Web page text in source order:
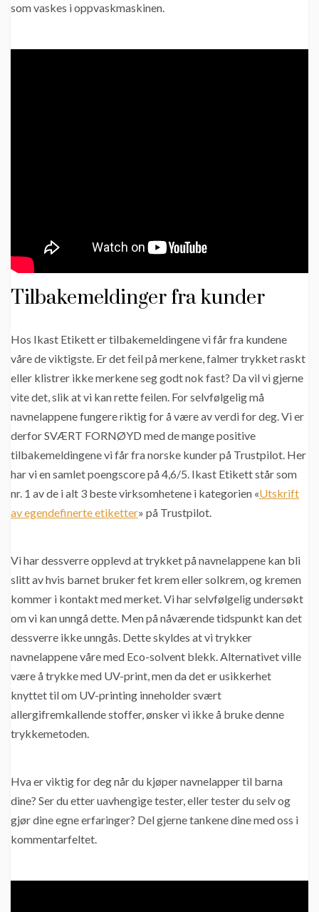
som vaskes i oppvaskmaskinen.
Tilbakemeldinger fra kunder
Hos Ikast Etikett er tilbakemeldingene vi får fra kundene
våre de viktigste. Er det feil på merkene, falmer trykket raskt
eller klistrer ikke merkene seg godt nok fast? Da vil vi gjerne
vite det, slik at vi kan rette feilen. For selvfølgelig må
navnelappene fungere riktig for å være av verdi for deg. Vi er
derfor SVÆRT FORNØYD med de mange positive
tilbakemeldingene vi får fra norske kunder på Trustpilot. Her
har vi en samlet poengscore på 4,6/5. Ikast Etikett står som
nr. 1 av de i alt 3 beste virksomhetene i kategorien «Utskrift
av egendefinerte etiketter» på Trustpilot.
Vi har dessverre opplevd at trykket på navnelappene kan bli
slitt av hvis barnet bruker fet krem eller solkrem, og kremen
kommer i kontakt med merket. Vi har selvfølgelig undersøkt
om vi kan unngå dette. Men på nåværende tidspunkt kan det
dessverre ikke unngås. Dette skyldes at vi trykker
navnelappene våre med Eco-solvent blekk. Alternativet ville
være å trykke med UV-print, men da det er usikkerhet
knyttet til om UV-printing inneholder svært
allergifremkallende stoffer, ønsker vi ikke å bruke denne
trykkemetoden.
Hva er viktig for deg når du kjøper navnelapper til barna
dine? Ser du etter uavhengige tester, eller tester du selv og
gjør dine egne erfaringer? Del gjerne tankene dine med oss i
kommentarfeltet.